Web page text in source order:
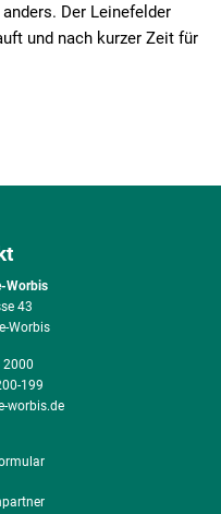
Der Leinefelder
und nach kurzer Zeit für
Worbis
43
Worbis
2000
199
worbis.de